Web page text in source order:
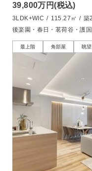
39,800万円(税込)
3LDK+WIC / 115.27㎡ / 築
後楽園・春日・茗荷谷・護
最上階 角部屋 眺